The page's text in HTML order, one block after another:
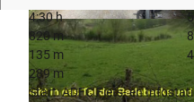
© Manfred Wiehenkamp, HAVERGOH Hotel - H
-BM |
CC-BY-SA
4:30 h
820 m
135 m
289 m
Start: ADFC Fiets- en